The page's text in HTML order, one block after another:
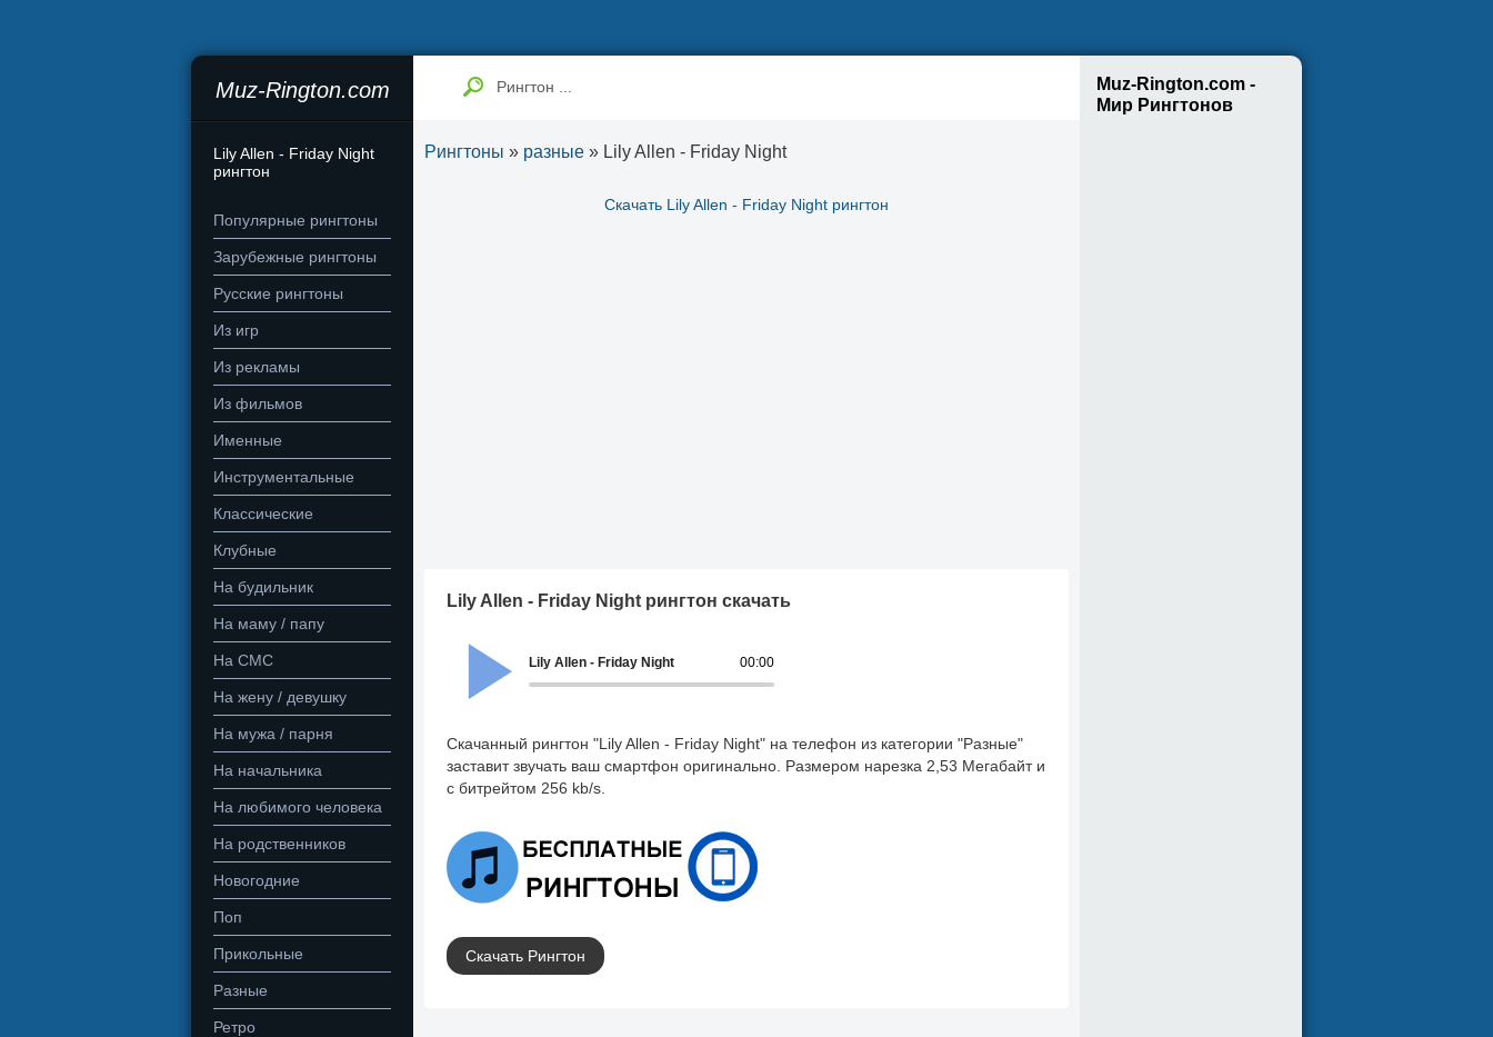
Muz-Rington.com
Lily Allen - Friday Night
рингтон
Популярные рингтоны
Зарубежные рингтоны
Русские рингтоны
Из игр
Из рекламы
Из фильмов
Именные
Инструментальные
Классические
Клубные
На будильник
На маму / папу
На СМС
На жену / девушку
На мужа / парня
На начальника
На любимого человека
На родственников
Новогодние
Поп
Прикольные
Разные
Ретро
Рингтоны » разные » Lily Allen - Friday Night
Скачать Lily Allen - Friday Night рингтон
Lily Allen - Friday Night рингтон скачать
00:00
Lily Allen - Friday Night
Скачанный рингтон "Lily Allen - Friday Night" на телефон из категории "Разные"
заставит звучать ваш смартфон оригинально. Размером нарезка 2,53 Мегабайт и
с битрейтом 256 kb/s.
Скачать Рингтон
Muz-Rington.com -
Мир Рингтонов